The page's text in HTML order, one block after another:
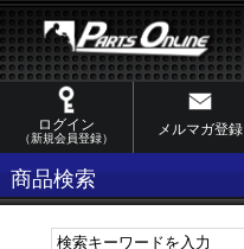
ログイン
（新規会員登録）
メルマガ登録
商品検索